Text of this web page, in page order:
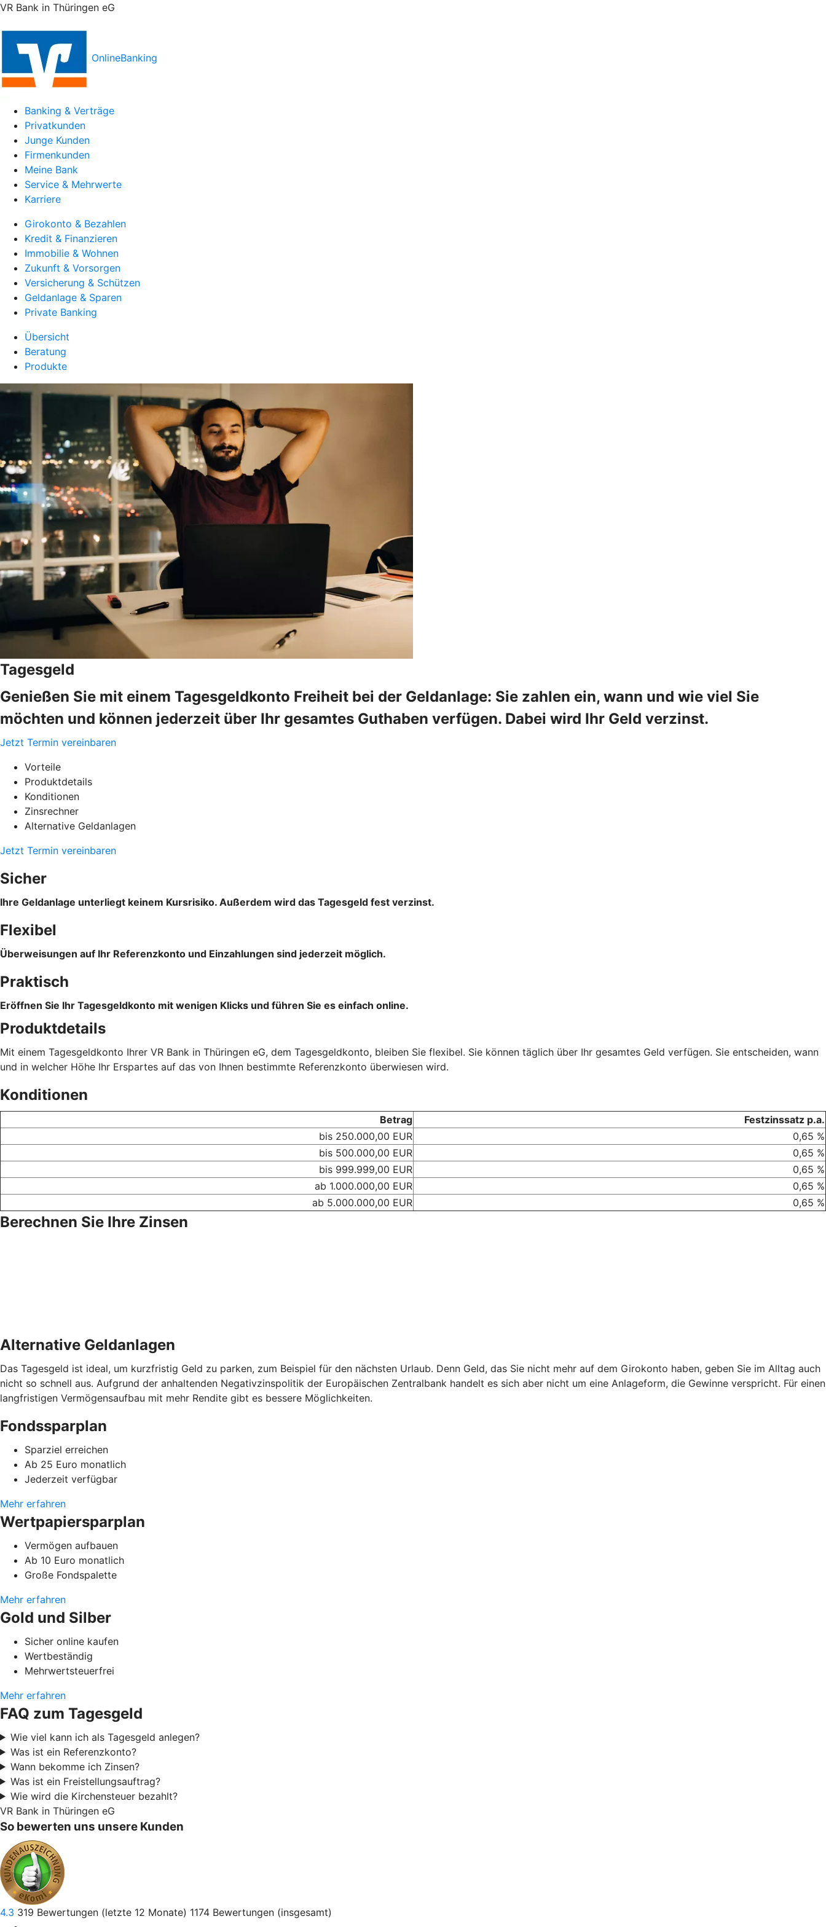
VR Bank in Thüringen eG
OnlineBanking
Banking & Verträge
Privatkunden
Junge Kunden
Firmenkunden
Meine Bank
Service & Mehrwerte
Karriere
Girokonto & Bezahlen
Kredit & Finanzieren
Immobilie & Wohnen
Zukunft & Vorsorgen
Versicherung & Schützen
Geldanlage & Sparen
Private Banking
Übersicht
Beratung
Produkte
Tagesgeld
Genießen Sie mit einem Tagesgeldkonto Freiheit bei der Geldanlage: Sie zahlen ein, wann und wie viel Sie
möchten und können jederzeit über Ihr gesamtes Guthaben verfügen. Dabei wird Ihr Geld verzinst.
Jetzt Termin vereinbaren
Vorteile
Produktdetails
Konditionen
Zinsrechner
Alternative Geldanlagen
Jetzt Termin vereinbaren
Sicher
Ihre Geldanlage unterliegt keinem Kursrisiko. Außerdem wird das Tagesgeld fest verzinst.
Flexibel
Überweisungen auf Ihr Referenzkonto und Einzahlungen sind jederzeit möglich.
Praktisch
Eröffnen Sie Ihr Tagesgeldkonto mit wenigen Klicks und führen Sie es einfach online.
Produktdetails
Mit einem Tagesgeldkonto Ihrer VR Bank in Thüringen eG, dem Tagesgeldkonto, bleiben Sie flexibel. Sie können täglich über Ihr gesamtes Geld verfügen. Sie entscheiden, wann
und in welcher Höhe Ihr Erspartes auf das von Ihnen bestimmte Referenzkonto überwiesen wird.
Konditionen
Betrag
Festzinssatz p.a.
bis 250.000,00 EUR
0,65 %
bis 500.000,00 EUR
0,65 %
bis 999.999,00 EUR
0,65 %
ab 1.000.000,00 EUR
0,65 %
ab 5.000.000,00 EUR
0,65 %
Berechnen Sie Ihre Zinsen
Alternative Geldanlagen
Das Tagesgeld ist ideal, um kurzfristig Geld zu parken, zum Beispiel für den nächsten Urlaub. Denn Geld, das Sie nicht mehr auf dem Girokonto haben, geben Sie im Alltag auch
nicht so schnell aus. Aufgrund der anhaltenden Negativzinspolitik der Europäischen Zentralbank handelt es sich aber nicht um eine Anlageform, die Gewinne verspricht. Für einen
langfristigen Vermögensaufbau mit mehr Rendite gibt es bessere Möglichkeiten.
Fondssparplan
Sparziel erreichen
Ab 25 Euro monatlich
Jederzeit verfügbar
Mehr erfahren
Wertpapiersparplan
Vermögen aufbauen
Ab 10 Euro monatlich
Große Fondspalette
Mehr erfahren
Gold und Silber
Sicher online kaufen
Wertbeständig
Mehrwertsteuerfrei
Mehr erfahren
FAQ zum Tagesgeld
Wie viel kann ich als Tagesgeld anlegen?
Was ist ein Referenzkonto?
Wann bekomme ich Zinsen?
Was ist ein Freistellungsauftrag?
Wie wird die Kirchensteuer bezahlt?
VR Bank in Thüringen eG
So bewerten uns unsere Kunden
4.3 319 Bewertungen (letzte 12 Monate) 1174 Bewertungen (insgesamt)